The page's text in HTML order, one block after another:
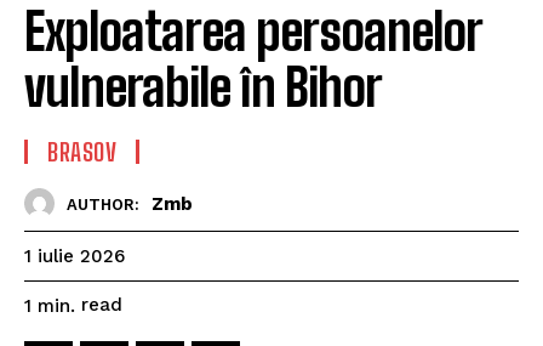
Exploatarea persoanelor
vulnerabile în Bihor
BRASOV
AUTHOR: Zmb
1 iulie 2026
1 min. read